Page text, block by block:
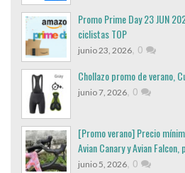
Promo Prime Day 23 JUN
ciclistas TOP
junio 23, 2026 0
Chollazo promo de verano,
junio 7, 2026 0
[Promo verano] Precio
Avian Canary y Avian
junio 5, 2026 0